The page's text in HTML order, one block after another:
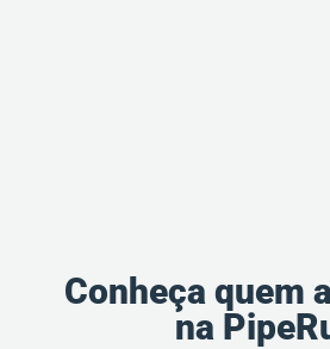
Conheça quem
na